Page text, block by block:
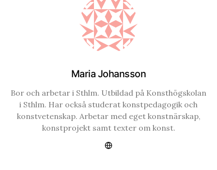
Maria Johansson
Bor och arbetar i Sthlm. Utbildad på Konsthögskolan
i Sthlm. Har också studerat konstpedagogik och
konstvetenskap. Arbetar med eget konstnärskap,
konstprojekt samt texter om konst.